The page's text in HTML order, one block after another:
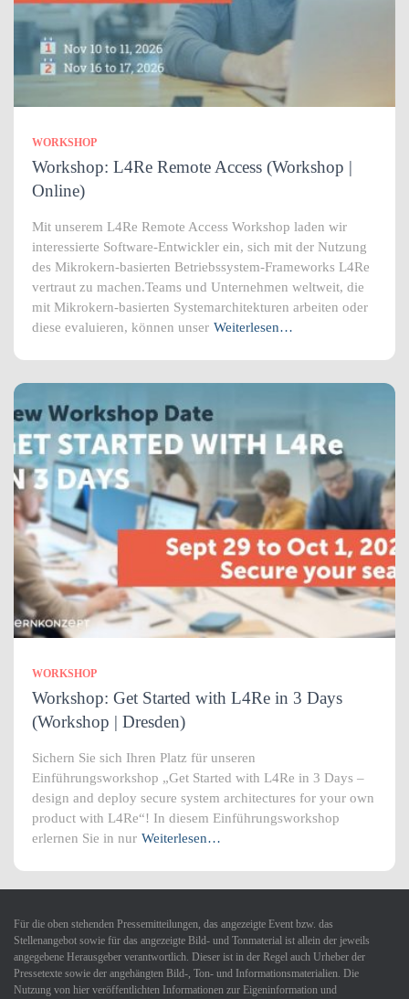
WORKSHOP
Workshop: L4Re Remote Access (Workshop |
Online)
Mit unserem L4Re Remote Access Workshop laden wir
interessierte Software-Entwickler ein, sich mit der Nutzung
des Mikrokern-basierten Betriebssystem-Frameworks L4Re
vertraut zu machen.Teams und Unternehmen weltweit, die
mit Mikrokern-basierten Systemarchitekturen arbeiten oder
diese evaluieren, können unser Weiterlesen…
WORKSHOP
Workshop: Get Started with L4Re in 3 Days
(Workshop | Dresden)
Sichern Sie sich Ihren Platz für unseren
Einführungsworkshop „Get Started with L4Re in 3 Days –
design and deploy secure system architectures for your own
product with L4Re“! In diesem Einführungsworkshop
erlernen Sie in nur Weiterlesen…
Für die oben stehenden Pressemitteilungen, das angezeigte Event bzw. das
Stellenangebot sowie für das angezeigte Bild- und Tonmaterial ist allein der jeweils
angegebene Herausgeber verantwortlich. Dieser ist in der Regel auch Urheber der
Pressetexte sowie der angehängten Bild-, Ton- und Informationsmaterialien. Die
Nutzung von hier veröffentlichten Informationen zur Eigeninformation und